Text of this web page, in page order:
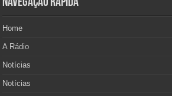
Home
A Rádio
Notícias
Notícias